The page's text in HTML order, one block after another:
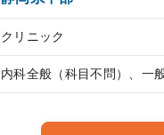
クリニック
内科全般（科目不問）、一